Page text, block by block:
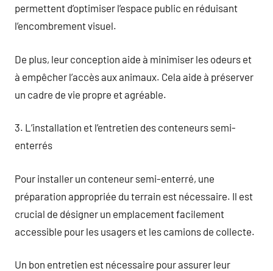
permettent d’optimiser l’espace public en réduisant
l’encombrement visuel.
De plus, leur conception aide à minimiser les odeurs et
à empêcher l’accès aux animaux. Cela aide à préserver
un cadre de vie propre et agréable.
3. L’installation et l’entretien des conteneurs semi-
enterrés
Pour installer un conteneur semi-enterré, une
préparation appropriée du terrain est nécessaire. Il est
crucial de désigner un emplacement facilement
accessible pour les usagers et les camions de collecte.
Un bon entretien est nécessaire pour assurer leur